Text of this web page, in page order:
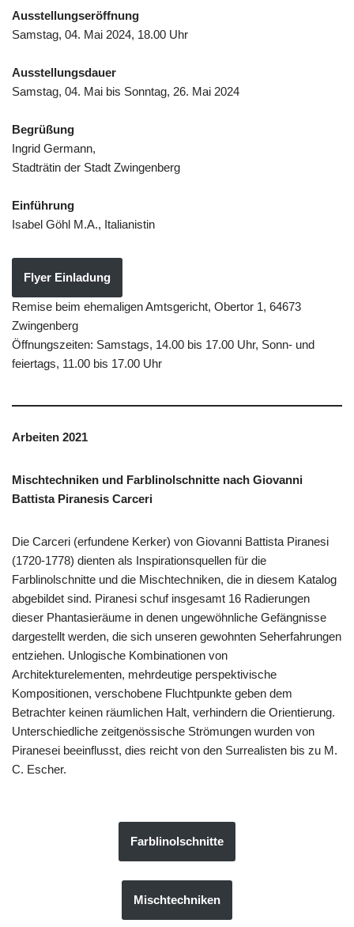
Ausstellungseröffnung
Samstag, 04. Mai 2024, 18.00 Uhr
Ausstellungsdauer
Samstag, 04. Mai bis Sonntag, 26. Mai 2024
Begrüßung
Ingrid Germann,
Stadträtin der Stadt Zwingenberg
Einführung
Isabel Göhl M.A., Italianistin
Flyer Einladung
Remise beim ehemaligen Amtsgericht, Obertor 1, 64673
Zwingenberg
Öffnungszeiten: Samstags, 14.00 bis 17.00 Uhr, Sonn- und
feiertags, 11.00 bis 17.00 Uhr
Arbeiten 2021
Mischtechniken und Farblinolschnitte nach Giovanni
Battista Piranesis Carceri
Die Carceri (erfundene Kerker) von Giovanni Battista Piranesi
(1720-1778) dienten als Inspirationsquellen für die
Farblinolschnitte und die Mischtechniken, die in diesem Katalog
abgebildet sind. Piranesi schuf insgesamt 16 Radierungen
dieser Phantasieräume in denen ungewöhnliche Gefängnisse
dargestellt werden, die sich unseren gewohnten Seherfahrungen
entziehen. Unlogische Kombinationen von
Architekturelementen, mehrdeutige perspektivische
Kompositionen, verschobene Fluchtpunkte geben dem
Betrachter keinen räumlichen Halt, verhindern die Orientierung.
Unterschiedliche zeitgenössische Strömungen wurden von
Piranesei beeinflusst, dies reicht von den Surrealisten bis zu M.
C. Escher.
Farblinolschnitte
Mischtechniken